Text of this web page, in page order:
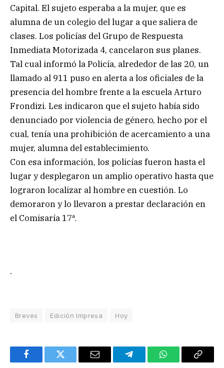
Capital. El sujeto esperaba a la mujer, que es
alumna de un colegio del lugar a que saliera de
clases. Los policías del Grupo de Respuesta
Inmediata Motorizada 4, cancelaron sus planes.
Tal cual informó la Policía, alrededor de las 20, un
llamado al 911 puso en alerta a los oficiales de la
presencia del hombre frente a la escuela Arturo
Frondizi. Les indicaron que el sujeto había sido
denunciado por violencia de género, hecho por el
cual, tenía una prohibición de acercamiento a una
mujer, alumna del establecimiento.
Con esa información, los policías fueron hasta el
lugar y desplegaron un amplio operativo hasta que
lograron localizar al hombre en cuestión. Lo
demoraron y lo llevaron a prestar declaración en
el Comisaría 17ª.
.
Breves Edición Impresa Hoy
FacebookTwitter Email TelegramWhatsAppCopy